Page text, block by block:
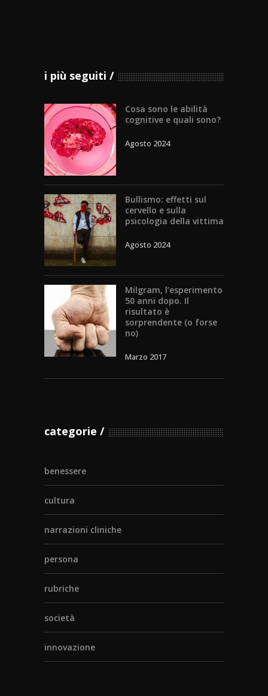
i più seguiti
Cosa sono le abilità
cognitive e quali sono?
Agosto 2024
Bullismo: effetti sul
cervello e sulla
psicologia della vittima
Agosto 2024
Milgram, l’esperimento
50 anni dopo. Il
risultato è
sorprendente (o forse
no)
Marzo 2017
categorie
benessere
cultura
narrazioni cliniche
persona
rubriche
società
innovazione